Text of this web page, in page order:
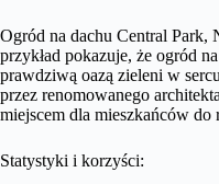
Ogród na dachu Central Park,
przykład pokazuje, że ogród
prawdziwą oazą zieleni w
przez renomowanego
miejscem dla mieszkańców do
Statystyki i korzyści: